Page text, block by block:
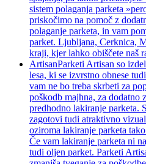
sistem polaganja parketa
priskočimo na pomoč z
polaganje parketa, in vam
parket. Ljubljana, Cerknica,
kraji, kjer lahko obiščete naš
ArtisanParketi Artisan so
lesa, ki se izvrstno obnese
vam ne bo treba skrbeti za
poškodb majhna, za dodatno
predhodno lakiranje parketa.
zagotovi tudi atraktivno
oziroma lakiranje parketa
Če vam lakiranje parketa ni
tudi oljen parket. Parketi